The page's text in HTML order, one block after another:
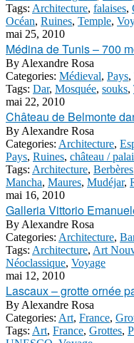
Tags: Architecture, falaises,
Océan, Ruines, Temple,
mai 25, 2010
Médina de Tunis – 700
By Alexandre Rosa
Categories: Médieval, Pays,
Tags: Dar, Mosquée, souks,
mai 22, 2010
Château de Belmonte
By Alexandre Rosa
Categories: Architecture,
Pays, Ruines, château /
Tags: Architecture, Berbères
Mancha, Maures, Mudéjar,
mai 16, 2010
Galleria Vittorio
By Alexandre Rosa
Categories: Architecture,
Tags: Architecture, Art
Néoclassique, Voyage
mai 12, 2010
Lascaux – grotte ornée
By Alexandre Rosa
Categories: Art, France,
Tags: Art, France, Grottes,